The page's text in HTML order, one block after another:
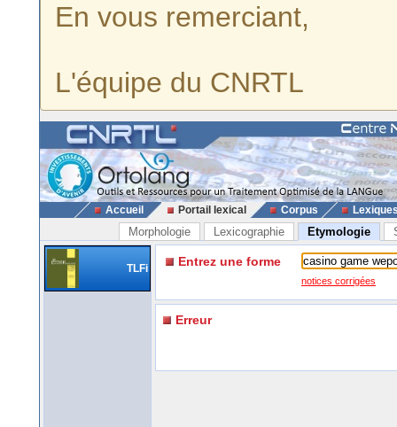
En vous remerciant,
L'équipe du CNRTL
Accueil Portail lexical Corpus
Morphologie Lexicographie Etymologie
TLFi Entrez une forme
notices corrigées
Erreur